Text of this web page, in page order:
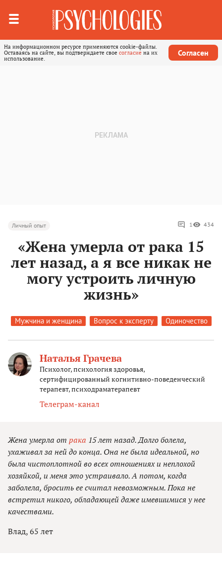
На информационном ресурсе применяются cookie-файлы.
Оставаясь на сайте, вы подтверждаете свое согласие на их
использование.
Согласен
Личный опыт 1 434
«Жена умерла от рака 15
лет назад, а я все никак не
могу устроить личную
жизнь»
Мужчина и женщина Вопрос к эксперту Одиночество
Наталья Грачева
Психолог, психология здоровья,
сертифицированный когнитивно-поведенческий
терапевт, психодраматерапевт
Телеграм-канал
Жена умерла от рака 15 лет назад. Долго болела,
ухаживал за ней до конца. Она не была идеальной, но
была чистоплотной во всех отношениях и неплохой
хозяйкой, и меня это устраивало. А потом, когда
заболела, бросить ее считал невозможным. Пока не
встретил никого, обладающей даже имевшимися у нее
качествами.
Влад, 65 лет